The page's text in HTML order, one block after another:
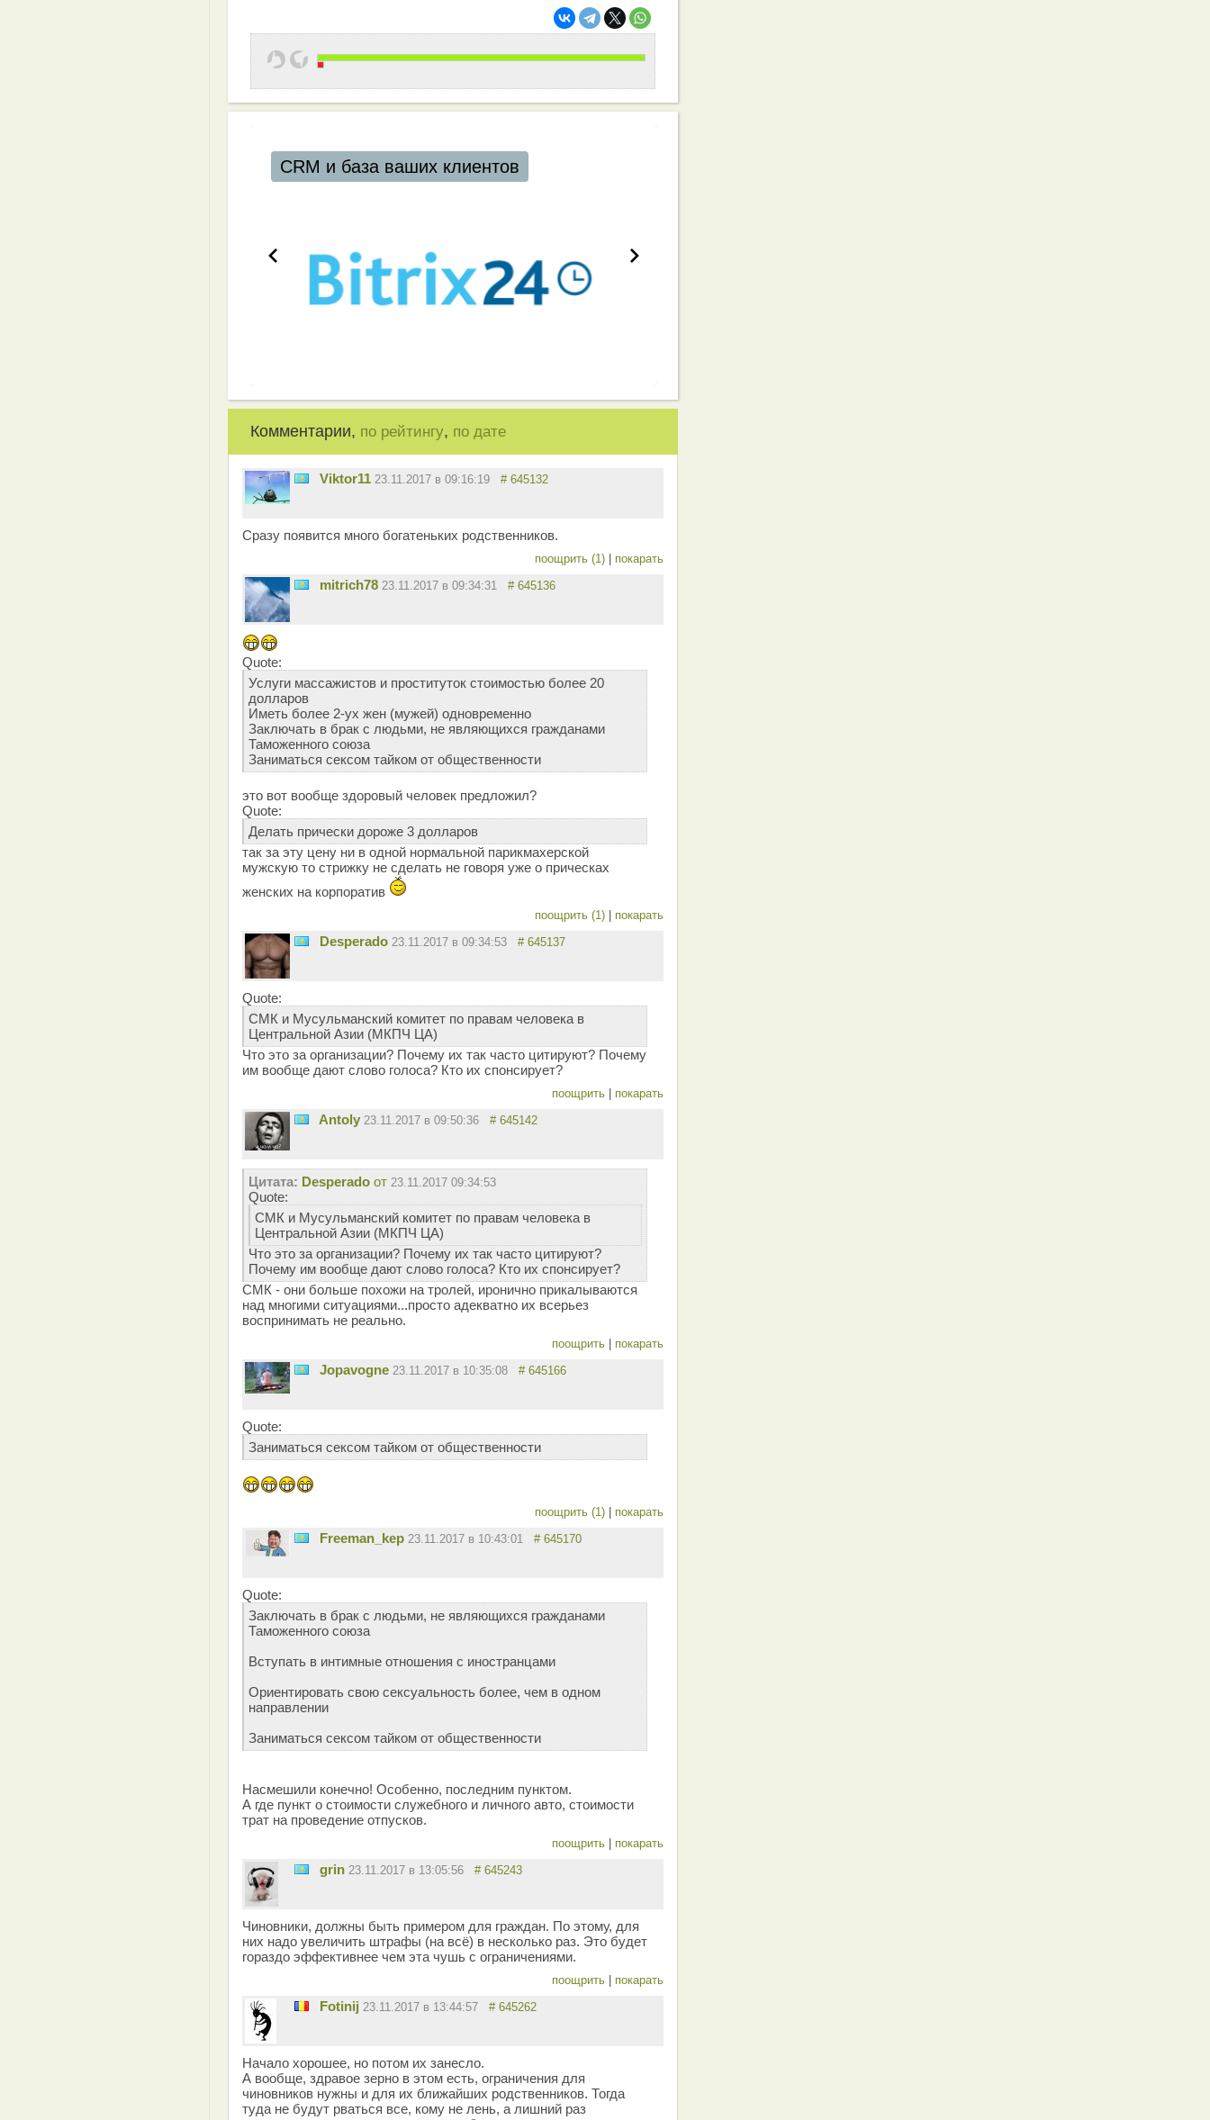
CRM и база ваших клиентов
Комментарии, по рейтингу, по дате
Viktor11 23.11.2017 в 09:16:19 # 645132
Сразу появится много богатеньких родственников.
поощрить (1) покарать
mitrich78 23.11.2017 в 09:34:31 # 645136
Quote:
Услуги массажистов и проституток стоимостью более 20
долларов
Иметь более 2-ух жен (мужей) одновременно
Заключать в брак с людьми, не являющихся гражданами
Таможенного союза
Заниматься сексом тайком от общественности
это вот вообще здоровый человек предложил?
Quote:
Делать прически дороже 3 долларов
так за эту цену ни в одной нормальной парикмахерской
мужскую то стрижку не сделать не говоря уже о прическах
женских на корпоратив
поощрить (1) покарать
Desperado 23.11.2017 в 09:34:53 # 645137
Quote:
СМК и Мусульманский комитет по правам человека в
Центральной Азии (МКПЧ ЦА)
Что это за организации? Почему их так часто цитируют? Почему
им вообще дают слово голоса? Кто их спонсирует?
поощрить покарать
Antoly 23.11.2017 в 09:50:36 # 645142
Цитата: Desperado от 23.11.2017 09:34:53
Quote:
СМК и Мусульманский комитет по правам человека в
Центральной Азии (МКПЧ ЦА)
Что это за организации? Почему их так часто цитируют?
Почему им вообще дают слово голоса? Кто их спонсирует?
СМК - они больше похожи на тролей, иронично прикалываются
над многими ситуациями...просто адекватно их всерьез
воспринимать не реально.
поощрить покарать
Jopavogne 23.11.2017 в 10:35:08 # 645166
Quote:
Заниматься сексом тайком от общественности
поощрить (1) покарать
Freeman_kep 23.11.2017 в 10:43:01 # 645170
Quote:
Заключать в брак с людьми, не являющихся гражданами
Таможенного союза
Вступать в интимные отношения с иностранцами
Ориентировать свою сексуальность более, чем в одном
направлении
Заниматься сексом тайком от общественности
Насмешили конечно! Особенно, последним пунктом.
А где пункт о стоимости служебного и личного авто, стоимости
трат на проведение отпусков.
поощрить покарать
grin 23.11.2017 в 13:05:56 # 645243
Чиновники, должны быть примером для граждан. По этому, для
них надо увеличить штрафы (на всё) в несколько раз. Это будет
гораздо эффективнее чем эта чушь с ограничениями.
поощрить покарать
Fotinij 23.11.2017 в 13:44:57 # 645262
Начало хорошее, но потом их занесло.
А вообще, здравое зерно в этом есть, ограничения для
чиновников нужны и для их ближайших родственников. Тогда
туда не будут рваться все, кому не лень, а лишний раз